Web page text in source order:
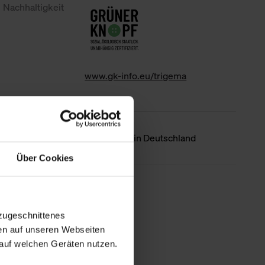
Über Cookies
auf unseren Webseiten
welchen Geräten nutzen.
Nachhaltigkeit
www.gk-info.eu/trigema
Hergestellt in Deutschland